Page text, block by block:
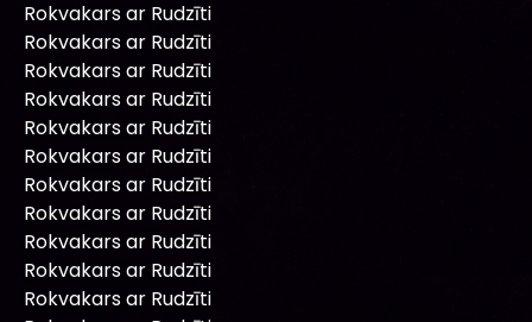
Rokvakars ar Rudzīti
Rokvakars ar Rudzīti
Rokvakars ar Rudzīti
Rokvakars ar Rudzīti
Rokvakars ar Rudzīti
Rokvakars ar Rudzīti
Rokvakars ar Rudzīti
Rokvakars ar Rudzīti
Rokvakars ar Rudzīti
Rokvakars ar Rudzīti
Rokvakars ar Rudzīti